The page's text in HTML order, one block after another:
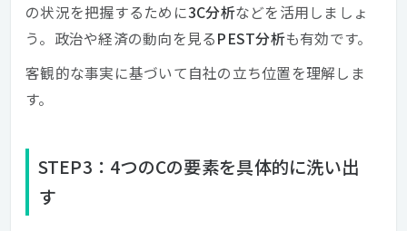
の状況を把握するために3C分析などを活用しましょ
う。政治や経済の動向を見るPEST分析も有効です。
客観的な事実に基づいて自社の立ち位置を理解しま
す。
STEP3：4つのCの要素を具体的に洗い出
す